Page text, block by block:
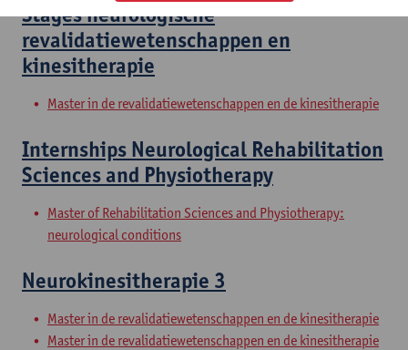
Stages neurologische
revalidatiewetenschappen en
kinesitherapie
Master in de revalidatiewetenschappen en de kinesitherapie
Internships Neurological Rehabilitation
Sciences and Physiotherapy
Master of Rehabilitation Sciences and Physiotherapy:
neurological conditions
Neurokinesitherapie 3
Master in de revalidatiewetenschappen en de kinesitherapie
Master in de revalidatiewetenschappen en de kinesitherapie